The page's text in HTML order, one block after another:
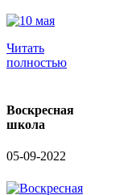
Читать
полностью
Воскресная
школа
05-09-2022